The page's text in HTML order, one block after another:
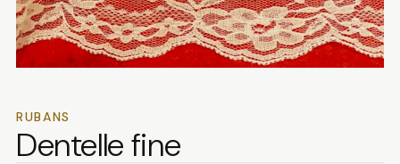
RUBANS
Dentelle fine